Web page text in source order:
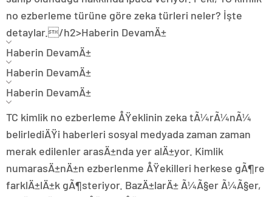
no ezberleme türüne göre zeka türleri neler? İşte
detaylar./h2>Haberin DevamÄ±
Haberin DevamÄ±
Haberin DevamÄ±
Haberin DevamÄ±
TC kimlik no ezberleme ÅŸeklinin zeka tÃ¼rÃ¼nÃ¼
belirlediÄŸi haberleri sosyal medyada zaman zaman
merak edilenler arasÄ±nda yer alÄ±yor. Kimlik
numarasÄ±nÄ±n ezberlenme ÅŸekilleri herkese gÃ¶re
farklÄ±lÄ±k gÃ¶steriyor. BazÄ±larÄ± Ã¼Ã§er Ã¼Ã§er,